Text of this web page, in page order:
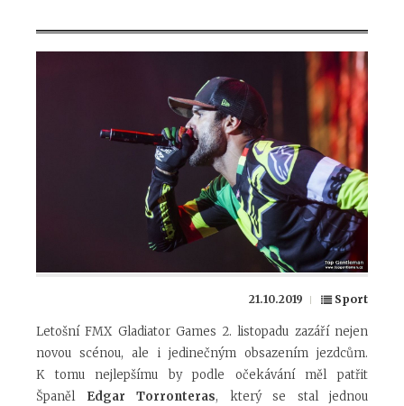
21.10.2019 Sport
Letošní FMX Gladiator Games 2. listopadu zazáří nejen
novou scénou, ale i jedinečným obsazením jezdcům.
K tomu nejlepšímu by podle očekávání měl patřit
Španěl Edgar Torronteras, který se stal jednou